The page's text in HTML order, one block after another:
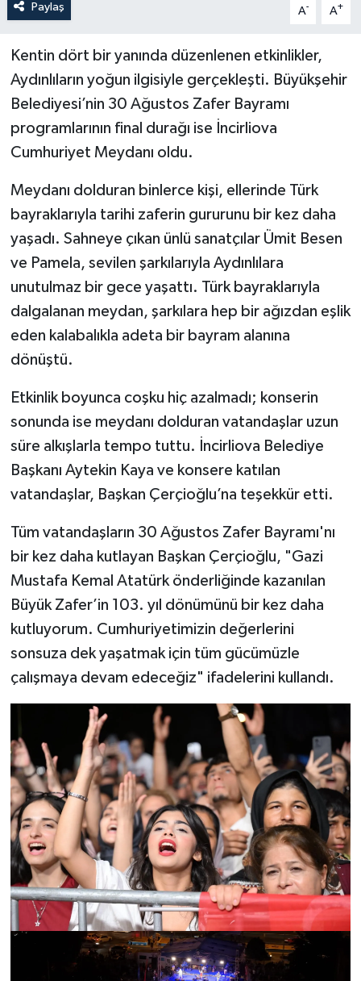
Paylaş A- A+
Kentin dört bir yanında düzenlenen etkinlikler,
Aydınlıların yoğun ilgisiyle gerçekleşti. Büyükşehir
Belediyesi’nin 30 Ağustos Zafer Bayramı
programlarının final durağı ise İncirliova
Cumhuriyet Meydanı oldu.
Meydanı dolduran binlerce kişi, ellerinde Türk
bayraklarıyla tarihi zaferin gururunu bir kez daha
yaşadı. Sahneye çıkan ünlü sanatçılar Ümit Besen
ve Pamela, sevilen şarkılarıyla Aydınlılara
unutulmaz bir gece yaşattı. Türk bayraklarıyla
dalgalanan meydan, şarkılara hep bir ağızdan eşlik
eden kalabalıkla adeta bir bayram alanına
dönüştü.
Etkinlik boyunca coşku hiç azalmadı; konserin
sonunda ise meydanı dolduran vatandaşlar uzun
süre alkışlarla tempo tuttu. İncirliova Belediye
Başkanı Aytekin Kaya ve konsere katılan
vatandaşlar, Başkan Çerçioğlu’na teşekkür etti.
Tüm vatandaşların 30 Ağustos Zafer Bayramı'nı
bir kez daha kutlayan Başkan Çerçioğlu, "Gazi
Mustafa Kemal Atatürk önderliğinde kazanılan
Büyük Zafer’in 103. yıl dönümünü bir kez daha
kutluyorum. Cumhuriyetimizin değerlerini
sonsuza dek yaşatmak için tüm gücümüzle
çalışmaya devam edeceğiz" ifadelerini kullandı.